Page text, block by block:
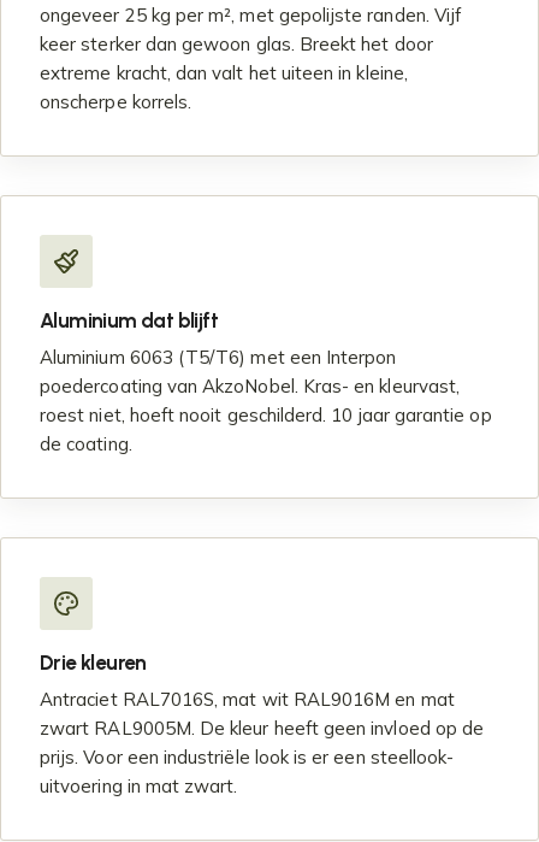
ongeveer 25 kg per m², met gepolijste randen. Vijf
keer sterker dan gewoon glas. Breekt het door
extreme kracht, dan valt het uiteen in kleine,
onscherpe korrels.
Aluminium dat blijft
Aluminium 6063 (T5/T6) met een Interpon
poedercoating van AkzoNobel. Kras- en kleurvast,
roest niet, hoeft nooit geschilderd. 10 jaar garantie op
de coating.
Drie kleuren
Antraciet RAL7016S, mat wit RAL9016M en mat
zwart RAL9005M. De kleur heeft geen invloed op de
prijs. Voor een industriële look is er een steellook-
uitvoering in mat zwart.